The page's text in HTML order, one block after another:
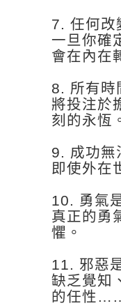
7. 任何改
一旦你確
會在內在
8. 所有時
將投注於
刻的永恆
9. 成功無
即使外在
10. 勇氣
真正的勇
懼。
11. 邪惡
缺乏覺知
的任性